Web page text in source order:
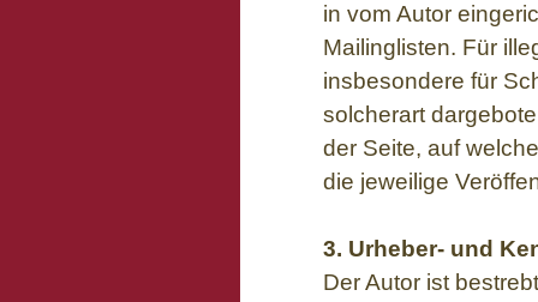
in vom Autor
Mailinglisten. Für
insbesondere für
solcherart
der Seite, auf
die jeweilige
3. Urheber- und
Der Autor ist